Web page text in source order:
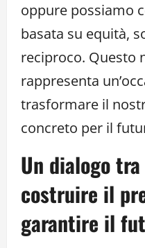
oppure possiamo
basata su equità,
reciproco. Questo
rappresenta
trasformare il
concreto per il
Un dialogo
costruire il
garantire il